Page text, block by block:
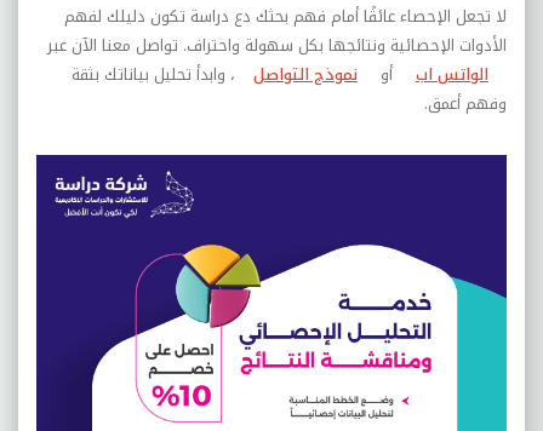
لا تجعل الإحصاء عائقًا أمام فهم بحثك دع دراسة تكون دليلك لفهم
الأدوات الإحصائية ونتائجها بكل سهولة واحتراف. تواصل معنا الآن عبر
الواتس اب
أو نموذج التواصل
، وابدأ تحليل بياناتك بثقة
وفهم أعمق.